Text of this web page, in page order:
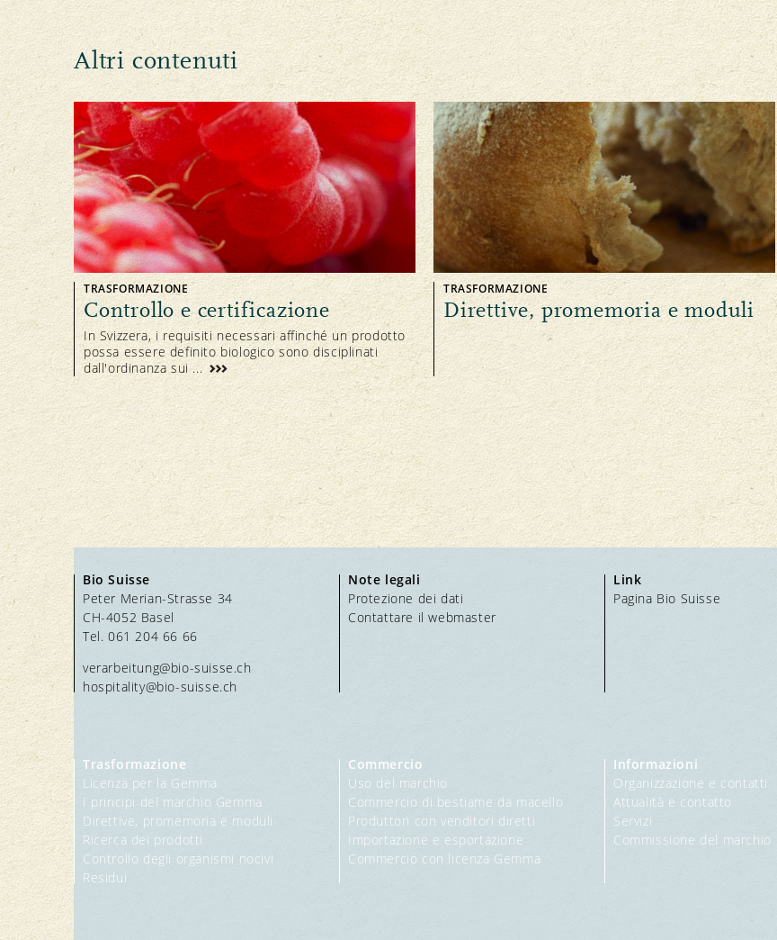
Altri contenuti
TRASFORMAZIONE
Controllo e certificazione
In Svizzera, i requisiti necessari affinché un prodotto
possa essere definito biologico sono disciplinati
dall'ordinanza sui ...
TRASFORMAZIONE
Direttive, promemoria e moduli
Bio Suisse
Peter Merian-Strasse 34
CH-4052 Basel
Tel. 061 204 66 66
verarbeitung@bio-suisse.ch
hospitality@bio-suisse.ch
Note legali
Protezione dei dati
Contattare il webmaster
Link
Pagina Bio Suisse
Trasformazione
Licenza per la Gemma
I principi del marchio Gemma
Direttive, promemoria e moduli
Ricerca dei prodotti
Controllo degli organismi nocivi
Residui
Commercio
Uso del marchio
Commercio di bestiame da macello
Produttori con venditori diretti
Importazione e esportazione
Commercio con licenza Gemma
Informazioni
Organizzazione e contatti
Attualità e contatto
Servizi
Commissione del marchio